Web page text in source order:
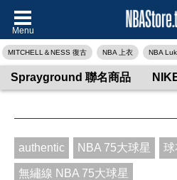
Menu
MITCHELL＆NESS 復古 NBA 上衣 NBA
Sprayground 聯名商品
authentic NBA 75大球星 球
無繡線 NBA 75大球星